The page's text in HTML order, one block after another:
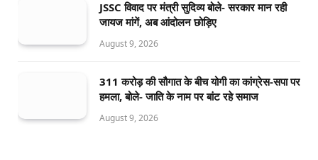
JSSC विवाद पर मंत्री सुदिव्य बोले- सरकार मान रही
जायज मांगें, अब आंदोलन छोड़िए
August 9, 2026
311 करोड़ की सौगात के बीच योगी का कांग्रेस-सपा पर
हमला, बोले- जाति के नाम पर बांट रहे समाज
August 9, 2026